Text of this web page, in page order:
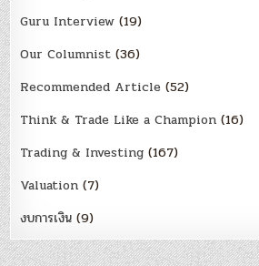
Guru Interview (19)
Our Columnist (36)
Recommended Article (52)
Think & Trade Like a Champion (16)
Trading & Investing (167)
Valuation (7)
งบการเงิน (9)